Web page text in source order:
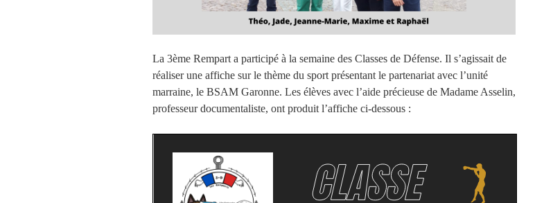
La 3ème Rempart a participé à la semaine des Classes de Défense. Il s’agissait de
réaliser une affiche sur le thème du sport présentant le partenariat avec l’unité
marraine, le BSAM Garonne. Les élèves avec l’aide précieuse de Madame Asselin,
professeur documentaliste, ont produit l’affiche ci-dessous :